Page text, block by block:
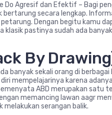
Do Agresif dan Efektif – Bagi
bertarung secara lengkap.
Dengan begitu kamu
klasik pastinya sudah ada
By
banyak sekali orang di
mempelajarinya karena
ABD merupakan satu
memancing lawan aagr
serangan balik.